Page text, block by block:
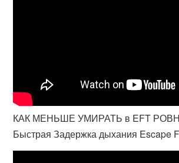
КАК МЕНЬШЕ УМИРАТЬ в EFT
Быстрая Задержка дыхания Escape